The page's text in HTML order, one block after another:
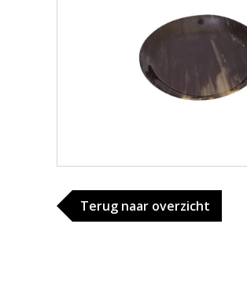
Terug naar overzicht